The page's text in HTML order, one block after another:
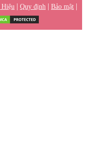
Hiệu | Quy định | Bảo mật |